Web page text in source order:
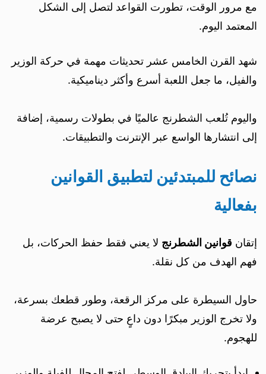
مع مرور الوقت، تطورت القواعد لتصل إلى الشكل
المعتمد اليوم.
شهد القرن الخامس عشر تحديثات مهمة في حركة الوزير
والفيل، ما جعل اللعبة أسرع وأكثر ديناميكية.
واليوم تُلعب الشطرنج عالميًا في بطولات رسمية، إضافة
إلى انتشارها الواسع عبر الإنترنت والتطبيقات.
نصائح للمبتدئين لتطبيق القوانين
بفعالية
إتقان قوانين الشطرنج لا يعني فقط حفظ الحركات، بل
فهم الهدف من كل نقلة.
حاول السيطرة على مركز الرقعة، وطور قطعك بسرعة،
ولا تخرج الوزير مبكرًا دون داعٍ حتى لا يصبح عرضة
للهجوم.